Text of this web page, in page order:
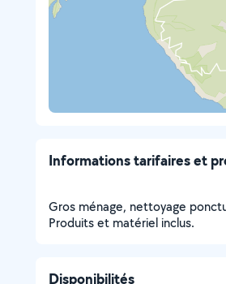
Informations tarifaires et
Gros ménage, nettoyage
Produits et matériel inclus.
Disponibilités